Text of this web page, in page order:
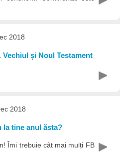
2018
și Noul Testament
2018
la tine anul ăsta?
Îmi trebuie cât mai mulți FB